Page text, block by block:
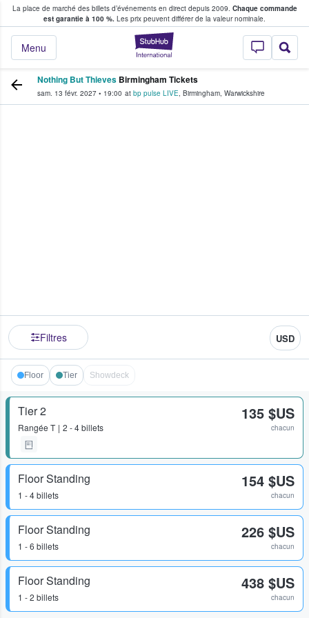
La place de marché des billets d’événements en direct depuis 2009. Chaque commande
est garantie à 100 %. Les prix peuvent différer de la valeur nominale.
StubHub - Où
Menu
fans achètent et vendent des billets
Nothing But Thieves Birmingham Tickets
sam. 13 févr. 2027 • 19:00 at bp pulse LIVE, Birmingham, Warwickshire
Filtres USD
Floor Tier Showdeck
Tier 2
Rangée T 2 - 4 billets
135 $US
chacun
Floor Standing
1 - 4 billets
154 $US
chacun
Floor Standing
1 - 6 billets
226 $US
chacun
Floor Standing
1 - 2 billets
438 $US
chacun